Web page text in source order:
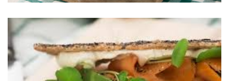
ΣΑΝΤΟΥΙΤΣ ΜΕ ΣΟΛΟΜΟ, ΑΒΟΚΑΝΤΟ ΚΑΙ
ARLA ΦΡΕΣΚΟ ΤΥΡΙ ΚΡΕΜΑ LIGHT